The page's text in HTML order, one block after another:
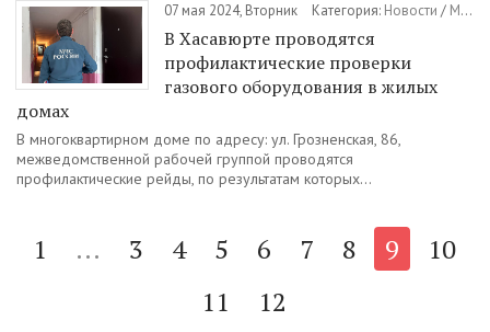
07 мая 2024, Вторник Категория: Новости / МЧС
В Хасавюрте проводятся
профилактические проверки
газового оборудования в жилых
домах
В многоквартирном доме по адресу: ул. Грозненская, 86,
межведомственной рабочей группой проводятся
профилактические рейды, по результатам которых...
1 ... 3 4 5 6 7 8 9
10
11
12